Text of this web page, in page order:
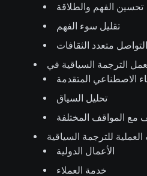
تحسين الفهم والطلاقة
تقليل سوء الفهم
متعدد الثقافات
الاصطناعي المتقدمة
تحليل السياق
مع المواقف المختلفة
العملية للترجمة السياقية
الأعمال الدولية
خدمة العملاء